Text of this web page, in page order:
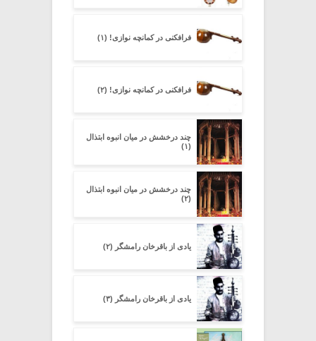
فرافکنی در کمانچه نوازی! (۱)
فرافکنی در کمانچه نوازی! (۲)
چند درخشش در میان انبوه ابتذال
(۱)
چند درخشش در میان انبوه ابتذال
(۲)
یادی از باقرخان رامشگر (۲)
یادی از باقرخان رامشگر (۳)